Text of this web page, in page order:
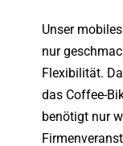
Unser
nur
Flexibilität.
das Coffee-
benötigt nur